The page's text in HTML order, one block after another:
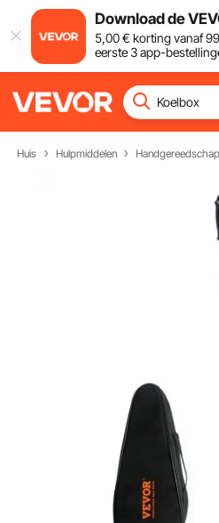
Download de
5,00€ korting vanaf99
eerste 3 app-
Huis Hulpmiddelen Handgereedschap